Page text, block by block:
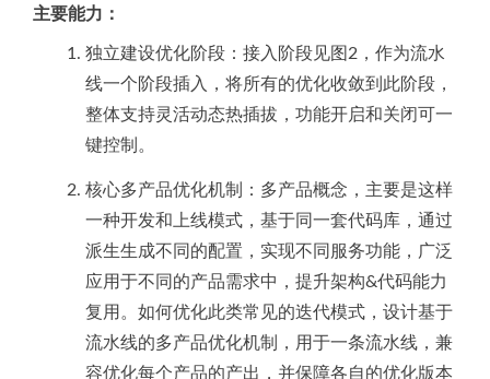
主要能力：
独立建设优化阶段：接入阶段见图2，作为流水
线一个阶段插入，将所有的优化收敛到此阶段，
整体支持灵活动态热插拔，功能开启和关闭可一
键控制。
核心多产品优化机制：多产品概念，主要是这样
一种开发和上线模式，基于同一套代码库，通过
派生生成不同的配置，实现不同服务功能，广泛
应用于不同的产品需求中，提升架构&代码能力
复用。如何优化此类常见的迭代模式，设计基于
流水线的多产品优化机制，用于一条流水线，兼
容优化每个产品的产出，并保障各自的优化版本